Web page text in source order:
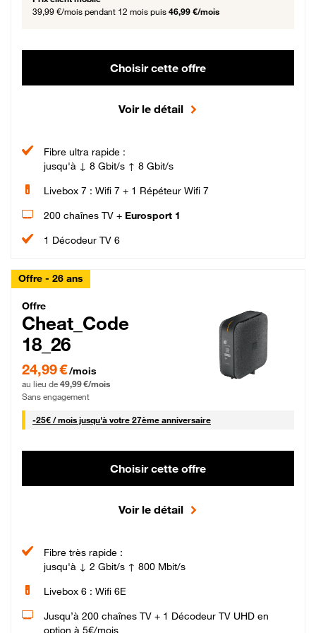
39,99 €/mois pendant 12 mois puis 46,99 €/mois
Choisir cette offre
Voir le détail
Fibre ultra rapide :
jusqu'à ↓ 8 Gbit/s ↑ 8 Gbit/s
Livebox 7 : Wifi 7 + 1 Répéteur Wifi 7
200 chaînes TV + Eurosport 1
1 Décodeur TV 6
Offre - 26 ans
Cheat_Code Fibre_18_26
Offre
Cheat_Code
18_26
24,99 € par mois pendant 0 mois puis 49,99 € par mois, Sans engagement
24,99 €/mois
au lieu de 49,99 €/mois
Sans engagement
-25€ / mois25 € par mois
jusqu'à votre 27ème anniversaire
Choisir cette offre
Voir le détail
Fibre très rapide :
jusqu'à ↓ 2 Gbit/s ↑ 800 Mbit/s
Livebox 6 : Wifi 6E
Jusqu’à 200 chaînes TV + 1 Décodeur TV UHD en
option à 5€/mois